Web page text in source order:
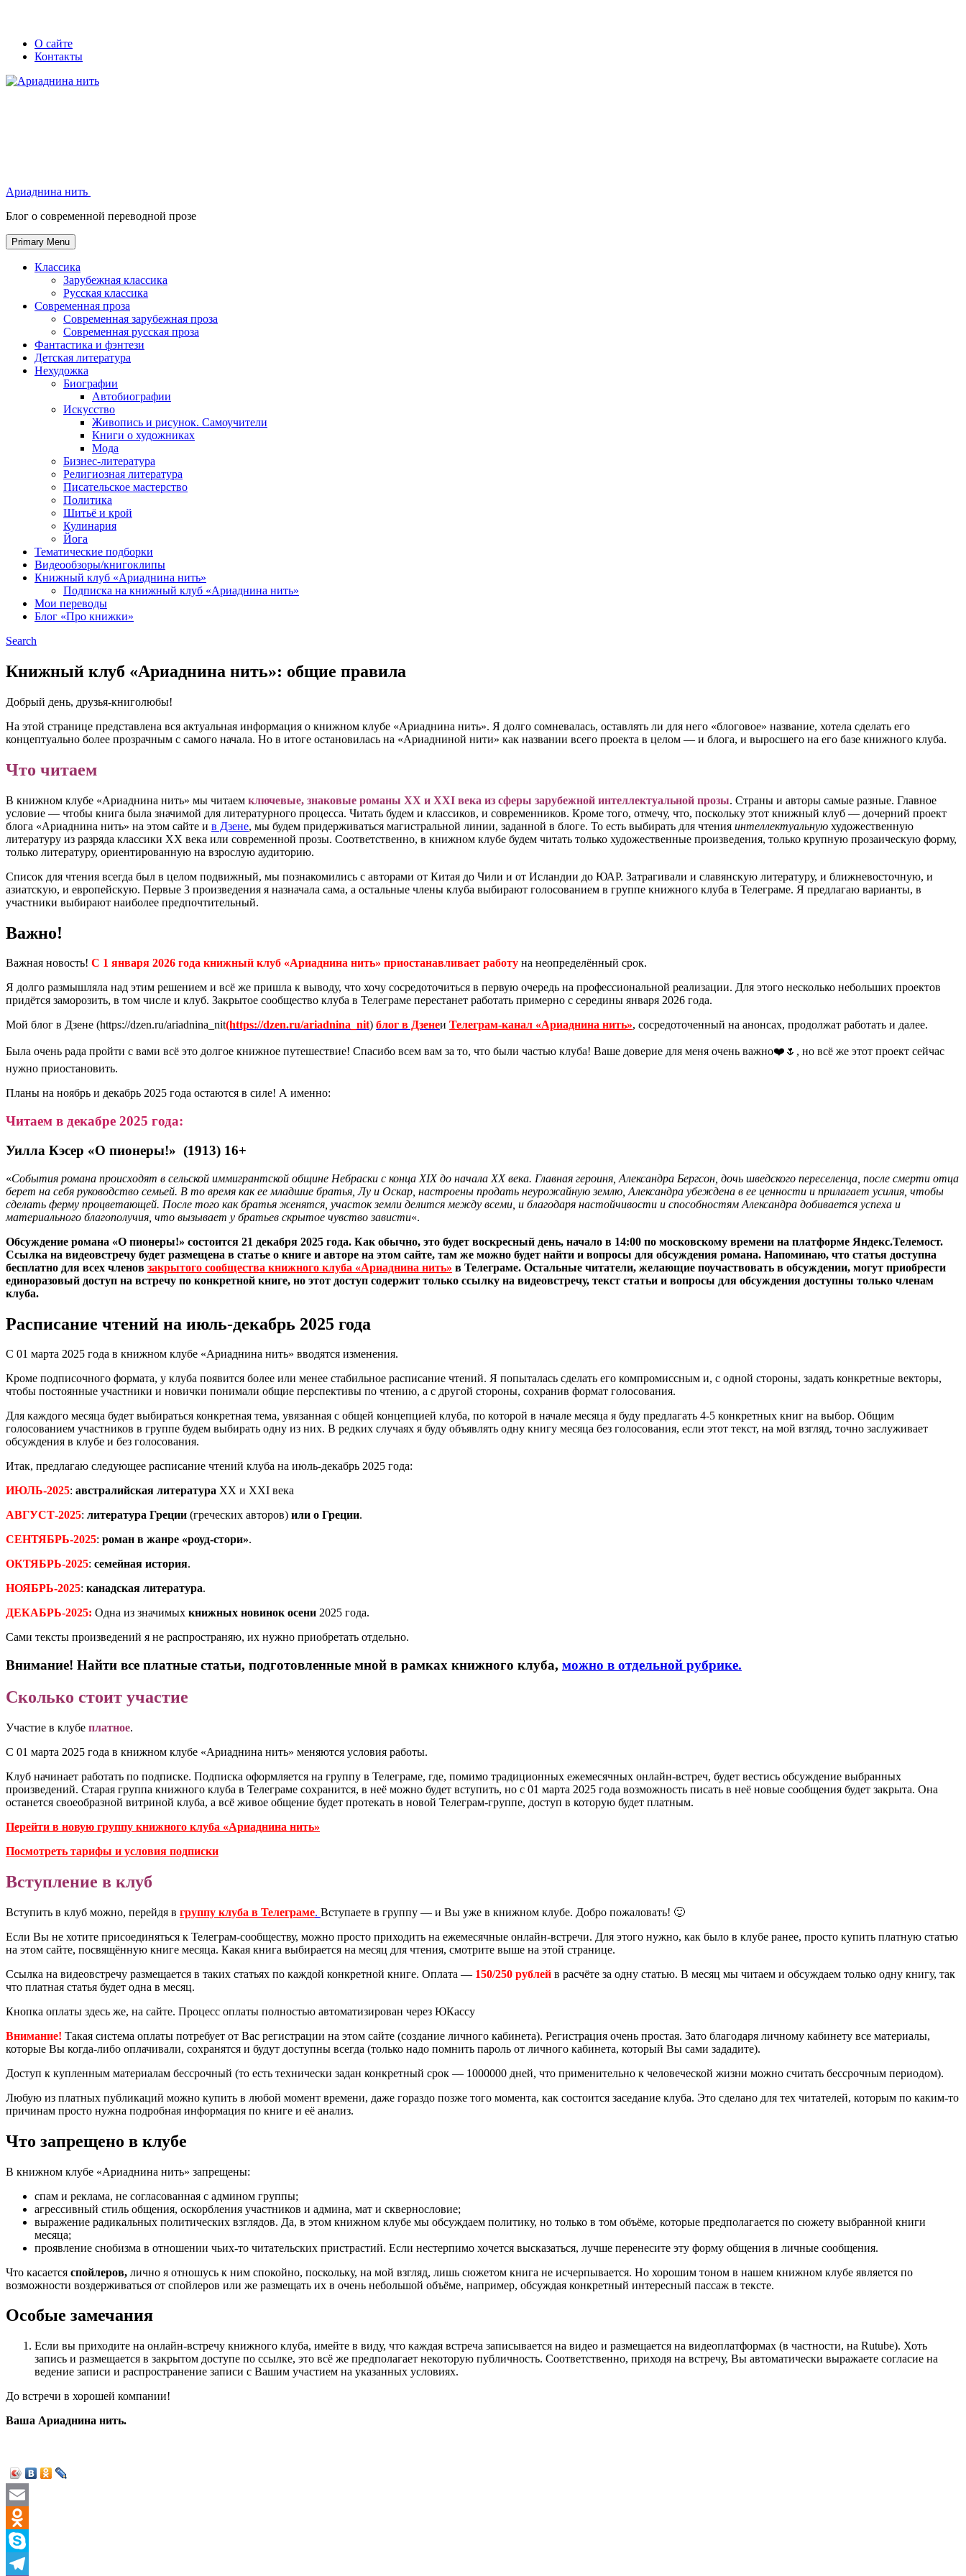
Skip
Secondary
left
navigation
Secondary
right
navigation
О сайте
Контакты
Ариаднина нить
Блог о современной переводной прозе
Primary Menu
Классика
Зарубежная классика
Русская классика
Современная проза
Современная зарубежная проза
Современная русская проза
Фантастика и фэнтези
Детская литература
Нехудожка
Биографии
Автобиографии
Искусство
Живопись и рисунок. Самоучители
Книги о художниках
Мода
Бизнес-литература
Религиозная литература
Писательское мастерство
Политика
Шитьё и крой
Кулинария
Йога
Тематические подборки
Видеообзоры/книгоклипы
Книжный клуб «Ариаднина нить»
Подписка на книжный клуб «Ариаднина нить»
Мои переводы
Блог «Про книжки»
Search
Книжный клуб «Ариаднина нить»: общие правила
Добрый день, друзья-книголюбы!
На этой странице представлена вся актуальная информация о книжном клубе «Ариаднина нить». Я долго сомневалась, оставлять ли для него «блоговое» название, хотела сделать его
концептуально более прозрачным с самого начала. Но в итоге остановилась на «Ариадниной нити» как названии всего проекта в целом — и блога, и выросшего на его базе книжного клуба.
Что читаем
В книжном клубе «Ариаднина нить» мы читаем ключевые, знаковые романы ХХ и XXI века из сферы зарубежной интеллектуальной прозы. Страны и авторы самые разные. Главное
условие — чтобы книга была значимой для литературного процесса. Читать будем и классиков, и современников. Кроме того, отмечу, что, поскольку этот книжный клуб — дочерний проект
блога «Ариаднина нить» на этом сайте и в Дзене, мы будем придерживаться магистральной линии, заданной в блоге. То есть выбирать для чтения интеллектуальную художественную
литературу из разряда классики ХХ века или современной прозы. Соответственно, в книжном клубе будем читать только художественные произведения, только крупную прозаическую форму,
только литературу, ориентированную на взрослую аудиторию.
Список для чтения всегда был в целом подвижный, мы познакомились с авторами от Китая до Чили и от Исландии до ЮАР. Затрагивали и славянскую литературу, и ближневосточную, и
азиатскую, и европейскую. Первые 3 произведения я назначала сама, а остальные члены клуба выбирают голосованием в группе книжного клуба в Телеграме. Я предлагаю варианты, в
участники выбирают наиболее предпочтительный.
Важно!
Важная новость! С 1 января 2026 года книжный клуб «Ариаднина нить» приостанавливает работу на неопределённый срок.
Я долго размышляла над этим решением и всё же пришла к выводу, что хочу сосредоточиться в первую очередь на профессиональной реализации. Для этого несколько небольших проектов
придётся заморозить, в том числе и клуб. Закрытое сообщество клуба в Телеграме перестанет работать примерно с середины января 2026 года.
Мой блог в Дзене (https://dzen.ru/ariadnina_nit(https://dzen.ru/ariadnina_nit) блог в Дзенеи Телеграм-канал «Ариаднина нить», сосредоточенный на анонсах, продолжат работать и далее.
Была очень рада пройти с вами всё это долгое книжное путешествие! Спасибо всем вам за то, что были частью клуба! Ваше доверие для меня очень важно❤️🌷, но всё же этот проект сейчас
нужно приостановить.
Планы на ноябрь и декабрь 2025 года остаются в силе! А именно:
Читаем в декабре 2025 года:
Уилла Кэсер «О пионеры!» (1913) 16+
«События романа происходят в сельской иммигрантской общине Небраски с конца XIX до начала XX века. Главная героиня, Александра Бергсон, дочь шведского переселенца, после смерти отца
берет на себя руководство семьей. В то время как ее младшие братья, Лу и Оскар, настроены продать неурожайную землю, Александра убеждена в ее ценности и прилагает усилия, чтобы
сделать ферму процветающей. После того как братья женятся, участок земли делится между всеми, и благодаря настойчивости и способностям Александра добивается успеха и
материального благополучия, что вызывает у братьев скрытое чувство зависти«.
Обсуждение романа «О пионеры!» состоится 21 декабря 2025 года. Как обычно, это будет воскресный день, начало в 14:00 по московскому времени на платформе Яндекс.Телемост.
Ссылка на видеовстречу будет размещена в статье о книге и авторе на этом сайте, там же можно будет найти и вопросы для обсуждения романа. Напоминаю, что статья доступна
бесплатно для всех членов закрытого сообщества книжного клуба «Ариаднина нить» в Телеграме. Остальные читатели, желающие поучаствовать в обсуждении, могут приобрести
единоразовый доступ на встречу по конкретной книге, но этот доступ содержит только ссылку на видеовстречу, текст статьи и вопросы для обсуждения доступны только членам
клуба.
Расписание чтений на июль-декабрь 2025 года
С 01 марта 2025 года в книжном клубе «Ариаднина нить» вводятся изменения.
Кроме подписочного формата, у клуба появится более или менее стабильное расписание чтений. Я попыталась сделать его компромиссным и, с одной стороны, задать конкретные векторы,
чтобы постоянные участники и новички понимали общие перспективы по чтению, а с другой стороны, сохранив формат голосования.
Для каждого месяца будет выбираться конкретная тема, увязанная с общей концепцией клуба, по которой в начале месяца я буду предлагать 4-5 конкретных книг на выбор. Общим
голосованием участников в группе будем выбирать одну из них. В редких случаях я буду объявлять одну книгу месяца без голосования, если этот текст, на мой взгляд, точно заслуживает
обсуждения в клубе и без голосования.
Итак, предлагаю следующее расписание чтений клуба на июль-декабрь 2025 года:
ИЮЛЬ-2025: австралийская литература XX и XXI века
АВГУСТ-2025: литература Греции (греческих авторов) или о Греции.
СЕНТЯБРЬ-2025: роман в жанре «роуд-стори».
ОКТЯБРЬ-2025: семейная история.
НОЯБРЬ-2025: канадская литература.
ДЕКАБРЬ-2025: Одна из значимых книжных новинок осени 2025 года.
Сами тексты произведений я не распространяю, их нужно приобретать отдельно.
Внимание! Найти все платные статьи, подготовленные мной в рамках книжного клуба, можно в отдельной рубрике.
Сколько стоит участие
Участие в клубе платное.
С 01 марта 2025 года в книжном клубе «Ариаднина нить» меняются условия работы.
Клуб начинает работать по подписке. Подписка оформляется на группу в Телеграме, где, помимо традиционных ежемесячных онлайн-встреч, будет вестись обсуждение выбранных
произведений. Старая группа книжного клуба в Телеграме сохранится, в неё можно будет вступить, но с 01 марта 2025 года возможность писать в неё новые сообщения будет закрыта. Она
останется своеобразной витриной клуба, а всё живое общение будет протекать в новой Телеграм-группе, доступ в которую будет платным.
Перейти в новую группу книжного клуба «Ариаднина нить»
Посмотреть тарифы и условия подписки
Вступление в клуб
Вступить в клуб можно, перейдя в группу клуба в Телеграме. Вступаете в группу — и Вы уже в книжном клубе. Добро пожаловать! 🙂
Если Вы не хотите присоединяться к Телеграм-сообществу, можно просто приходить на ежемесячные онлайн-встречи. Для этого нужно, как было в клубе ранее, просто купить платную статью
на этом сайте, посвящённую книге месяца. Какая книга выбирается на месяц для чтения, смотрите выше на этой странице.
Ссылка на видеовстречу размещается в таких статьях по каждой конкретной книге. Оплата — 150/250 рублей в расчёте за одну статью. В месяц мы читаем и обсуждаем только одну книгу, так
что платная статья будет одна в месяц.
Кнопка оплаты здесь же, на сайте. Процесс оплаты полностью автоматизирован через ЮКассу
Внимание! Такая система оплаты потребует от Вас регистрации на этом сайте (создание личного кабинета). Регистрация очень простая. Зато благодаря личному кабинету все материалы,
которые Вы когда-либо оплачивали, сохранятся и будут доступны всегда (только надо помнить пароль от личного кабинета, который Вы сами зададите).
Доступ к купленным материалам бессрочный (то есть технически задан конкретный срок — 1000000 дней, что применительно к человеческой жизни можно считать бессрочным периодом).
Любую из платных публикаций можно купить в любой момент времени, даже гораздо позже того момента, как состоится заседание клуба. Это сделано для тех читателей, которым по каким-то
причинам просто нужна подробная информация по книге и её анализ.
Что запрещено в клубе
В книжном клубе «Ариаднина нить» запрещены:
спам и реклама, не согласованная с админом группы;
агрессивный стиль общения, оскорбления участников и админа, мат и сквернословие;
выражение радикальных политических взглядов. Да, в этом книжном клубе мы обсуждаем политику, но только в том объёме, которые предполагается по сюжету выбранной книги
месяца;
проявление снобизма в отношении чьих-то читательских пристрастий. Если нестерпимо хочется высказаться, лучше перенесите эту форму общения в личные сообщения.
Что касается спойлеров, лично я отношусь к ним спокойно, поскольку, на мой взгляд, лишь сюжетом книга не исчерпывается. Но хорошим тоном в нашем книжном клубе является по
возможности воздерживаться от спойлеров или же размещать их в очень небольшой объёме, например, обсуждая конкретный интересный пассаж в тексте.
Особые замечания
Если вы приходите на онлайн-встречу книжного клуба, имейте в виду, что каждая встреча записывается на видео и размещается на видеоплатформах (в частности, на Rutube). Хоть
запись и размещается в закрытом доступе по ссылке, это всё же предполагает некоторую публичность. Соответственно, приходя на встречу, Вы автоматически выражаете согласие на
ведение записи и распространение записи с Вашим участием на указанных условиях.
До встречи в хорошей компании!
Ваша Ариаднина нить.
Email
Odnoklassniki
Skype